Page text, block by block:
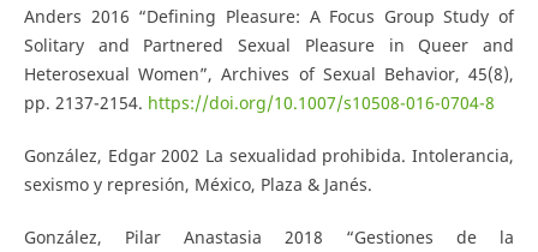
Anders 2016 “Defining Pleasure: A Focus Group Study of
Solitary and Partnered Sexual Pleasure in Queer and
Heterosexual Women”, Archives of Sexual Behavior, 45(8),
pp. 2137-2154. https://doi.org/10.1007/s10508-016-0704-8
González, Edgar 2002 La sexualidad prohibida. Intolerancia,
sexismo y represión, México, Plaza & Janés.
González, Pilar Anastasia 2018 “Gestiones de la